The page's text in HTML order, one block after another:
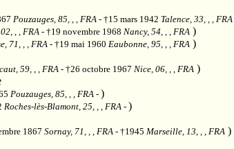
Pouzauges, 85, , , FRA - †15 mars 1942 Talence, 33, , , FRA
, , FRA - †19 novembre 1968 Nancy, 54, , , FRA )
71, , , FRA - †19 mai 1960 Eaubonne, 95, , , FRA )
59, , , FRA - †26 octobre 1967 Nice, 06, , , FRA )
Pouzauges, 85, , , FRA - )
Roches-lès-Blamont, 25, , , FRA - )
1867 Sornay, 71, , , FRA - †1945 Marseille, 13, , , FRA )